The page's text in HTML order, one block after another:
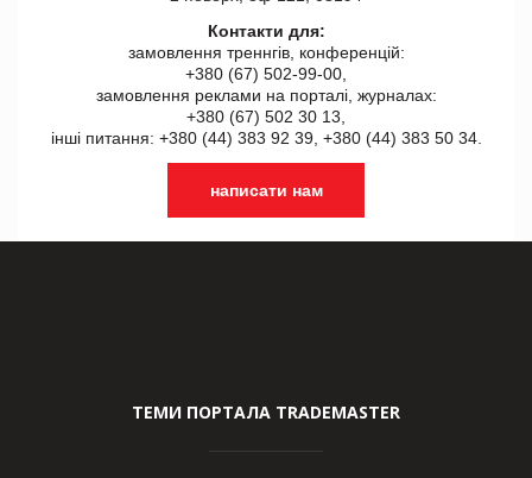
Контакти для:
замовлення треннгів, конференцій:
+380 (67) 502-99-00,
замовлення реклами на порталі, журналах:
+380 (67) 502 30 13,
інші питання: +380 (44) 383 92 39, +380 (44) 383 50 34.
написати нам
ТЕМИ ПОРТАЛА TRADEMASTER